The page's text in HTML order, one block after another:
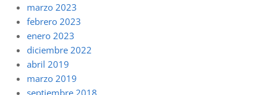
marzo 2023
febrero 2023
enero 2023
diciembre 2022
abril 2019
marzo 2019